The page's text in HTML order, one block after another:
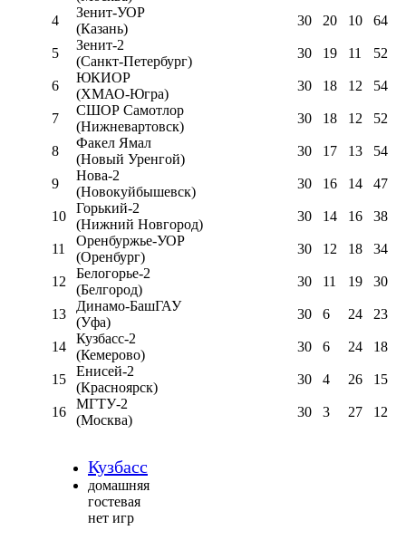
4
Зенит-УОР
(Казань)
30 20 10 64
5
Зенит-2
(Санкт-Петербург)
30 19 11 52
6
ЮКИОР
(ХМАО-Югра)
30 18 12 54
7
СШОР Самотлор
(Нижневартовск)
30 18 12 52
8
Факел Ямал
(Новый Уренгой)
30 17 13 54
9
Нова-2
(Новокуйбышевск)
30 16 14 47
10
Горький-2
(Нижний Новгород)
30 14 16 38
11
Оренбуржье-УОР
(Оренбург)
30 12 18 34
12
Белогорье-2
(Белгород)
30 11 19 30
13
Динамо-БашГАУ
(Уфа)
30 6 24 23
14
Кузбасс-2
(Кемерово)
30 6 24 18
15
Енисей-2
(Красноярск)
30 4 26 15
16
МГТУ-2
(Москва)
30 3 27 12
Кузбасс
домашняя
гостевая
нет игр